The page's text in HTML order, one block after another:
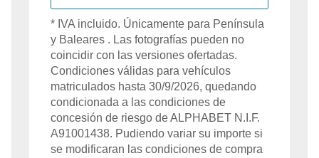
* IVA incluido. Únicamente para Península
y Baleares . Las fotografías pueden no
coincidir con las versiones ofertadas.
Condiciones válidas para vehículos
matriculados hasta 30/9/2026, quedando
condicionada a las condiciones de
concesión de riesgo deALPHABET N.I.F.
A91001438. Pudiendo variar su importe si
se modificaran las condiciones de compra